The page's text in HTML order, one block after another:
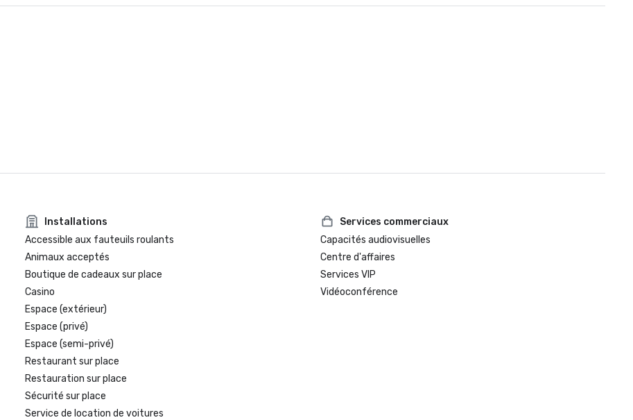
Installations
Accessible aux fauteuils roulants
Animaux acceptés
Boutique de cadeaux sur place
Casino
Espace (extérieur)
Espace (privé)
Espace (semi-privé)
Restaurant sur place
Restauration sur place
Sécurité sur place
Service de location de voitures
Services commerciaux
Capacités audiovisuelles
Centre d'affaires
Services VIP
Vidéoconférence